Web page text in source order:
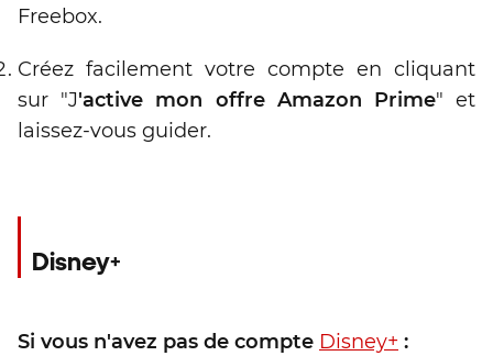
Freebox.
Créez facilement votre compte en cliquant
sur "J'active mon offre Amazon Prime" et
laissez-vous guider.
Disney+
Si vous n'avez pas de compte Disney+ :